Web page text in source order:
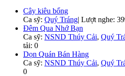
Cây kiêu bổng
Ca sỹ: Quý Tráng| Lượt nghe:
Đêm Qua Nhớ Bạn
Ca sỹ: NSND Thúy Cải, Quý
tải: 0
Dọn Quán Bán Hàng
Ca sỹ: NSND Thúy Cải, Quý
0